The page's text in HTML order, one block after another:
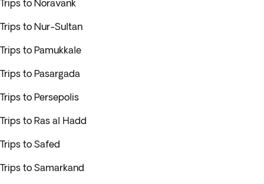
Trips to Noravank
Trips to Nur-Sultan
Trips to Pamukkale
Trips to Pasargada
Trips to Persepolis
Trips to Ras al Hadd
Trips to Safed
Trips to Samarkand